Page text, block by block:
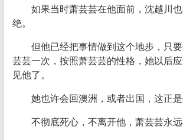
如果当时萧芸芸在他面前，沈越川
绝。
但他已经把事情做到这个地步，只
芸芸一次，按照萧芸芸的性格，她以后
见他了。
她也许会回澳洲，或者出国，这正是
不彻底死心，不离开他，萧芸芸永远